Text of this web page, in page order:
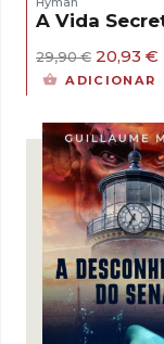
A Vida
29,90€ O
preço
original
29,90 €.
20,93 €
ADICIONAR